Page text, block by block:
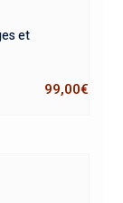
et
99,00€